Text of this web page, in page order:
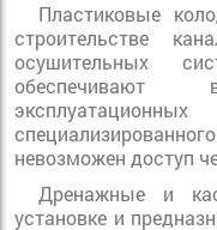
Пластиковые
строительстве
осушительных
обеспечивают
невозможен доступ
Дренажные и
установке и